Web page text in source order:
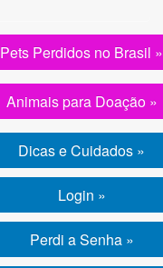
Pets Perdidos no Brasil »
Animais para Doação »
Dicas e Cuidados »
Login »
Perdi a Senha »